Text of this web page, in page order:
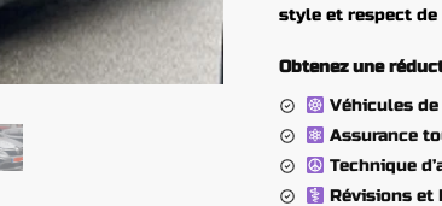
style et respect de
Obtenez une
Véhicules
Assurance
Technique
Révisions et